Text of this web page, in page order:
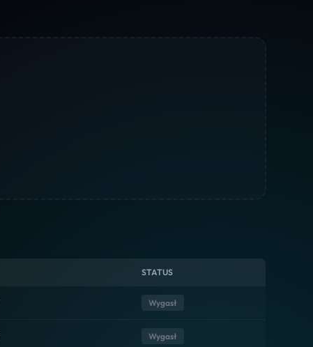
STATUS
Wygasł
Wygasł